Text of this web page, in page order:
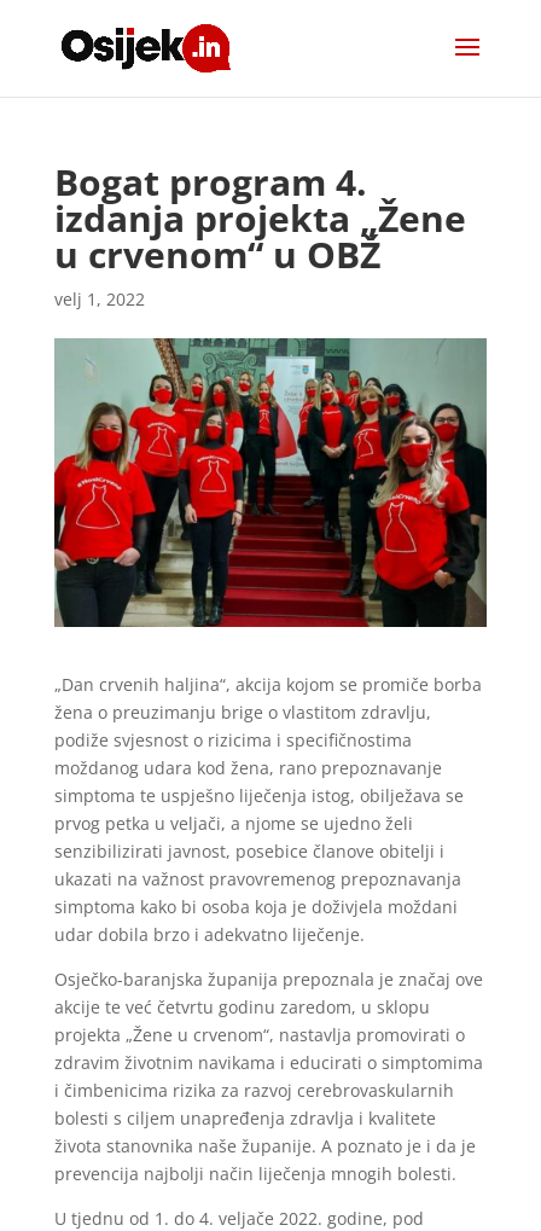
Bogat program 4.
izdanja projekta „Žene
u crvenom“ u OBŽ
velj 1, 2022
„Dan crvenih haljina“, akcija kojom se promiče borba
žena o preuzimanju brige o vlastitom zdravlju,
podiže svjesnost o rizicima i specifičnostima
moždanog udara kod žena, rano prepoznavanje
simptoma te uspješno liječenja istog, obilježava se
prvog petka u veljači, a njome se ujedno želi
senzibilizirati javnost, posebice članove obitelji i
ukazati na važnost pravovremenog prepoznavanja
simptoma kako bi osoba koja je doživjela moždani
udar dobila brzo i adekvatno liječenje.
Osječko-baranjska županija prepoznala je značaj ove
akcije te već četvrtu godinu zaredom, u sklopu
projekta „Žene u crvenom“, nastavlja promovirati o
zdravim životnim navikama i educirati o simptomima
i čimbenicima rizika za razvoj cerebrovaskularnih
bolesti s ciljem unapređenja zdravlja i kvalitete
života stanovnika naše županije. A poznato je i da je
prevencija najbolji način liječenja mnogih bolesti.
U tjednu od 1. do 4. veljače 2022. godine, pod